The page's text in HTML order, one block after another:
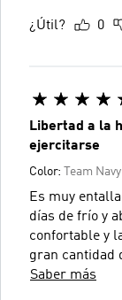
¿Útil? 0
Libertad a la
ejercitarse
Color: Team
Es muy
días de frío y
confortable y
gran cantidad
Saber más